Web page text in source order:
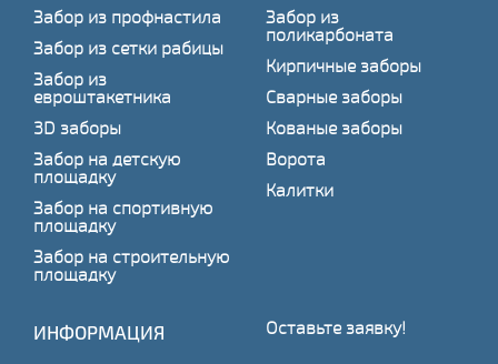
Забор из профнастила
Забор из сетки рабицы
Забор из
евроштакетника
3D заборы
Забор на детскую
площадку
Забор на спортивную
площадку
Забор на строительную
площадку
Забор из
поликарбоната
Кирпичные заборы
Сварные заборы
Кованые заборы
Ворота
Калитки
ИНФОРМАЦИЯ Оставьте заявку!